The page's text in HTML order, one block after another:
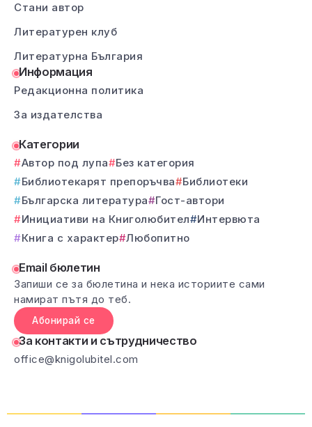
Стани автор
Литературен клуб
Литературна България
Информация
Редакционна политика
За издателства
Категории
Автор под лупа
Без категория
Библиотекарят препоръчва
Библиотеки
Българска литература
Гост-автори
Инициативи на Книголюбител
Интервюта
Книга с характер Любопитно
Email бюлетин
Запиши се за бюлетина и нека историите сами
намират пътя до теб.
Абонирай се
За контакти и сътрудничество
office@knigolubitel.com